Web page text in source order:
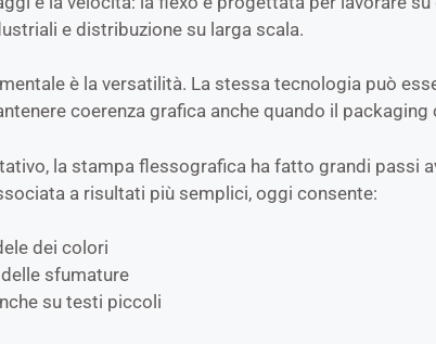
e distribuzione su larga scala.
è la versatilità. La stessa tecnologia può
coerenza grafica anche quando il
la stampa flessografica ha fatto grandi passi
a risultati più semplici, oggi consente:
dei colori
sfumature
su testi piccoli